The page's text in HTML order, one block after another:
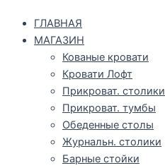
ГЛАВНАЯ
МАГАЗИН
Кованые кровати
Кровати Лофт
Прикроват. столики
Прикроват. тумбы
Обеденные столы
Журнальн. столики
Барные стойки